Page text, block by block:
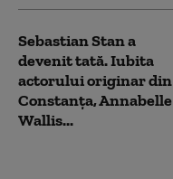
Sebastian Stan a
devenit tată. Iubita
actorului originar din
Constanța, Annabelle
Wallis...